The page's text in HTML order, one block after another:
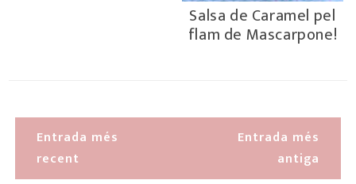
Salsa de Caramel pel
flam de Mascarpone!
Entrada més
recent
Entrada més
antiga